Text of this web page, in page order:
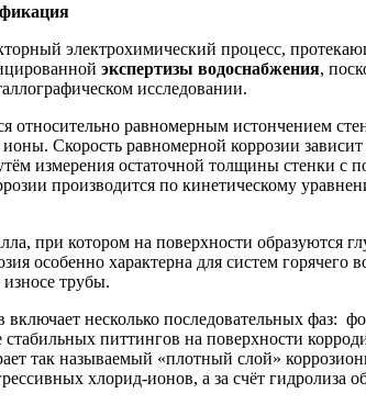
электрохимический процесс,
экспертизы водоснабжения,
исследовании.
относительно равномерным истончением
Скорость равномерной коррозии
измерения остаточной толщины стенки
производится по кинетическому
при котором на поверхности образуются
особенно характерна для систем горячего
трубы.
несколько последовательных фаз:
питтингов на поверхности
так называемый «плотный слой»
хлорид-ионов, а за счёт гидролиза